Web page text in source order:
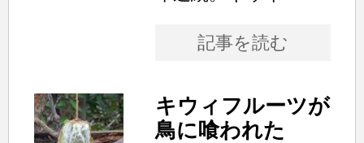
記事を読む
キウィフルーツが
鳥に喰われた